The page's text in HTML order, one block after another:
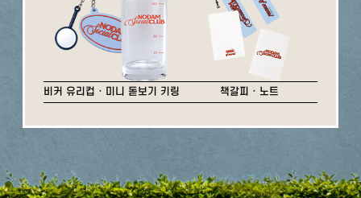
비커 유리컵 · 미니 돋보기 키링 책갈피 · 노트